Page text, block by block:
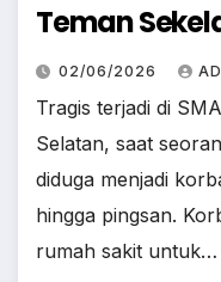
Teman
02/06/2026
Tragis terjadi di
Selatan, saat
diduga menjadi
hingga pingsan.
rumah sakit untuk…